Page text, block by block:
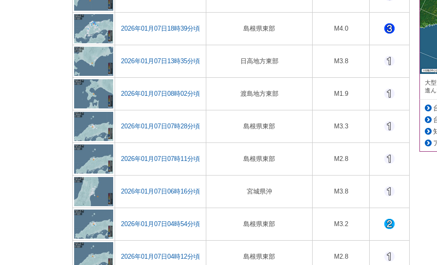
2026年01月07日18時39分頃 島根県東部 M4.0
2026年01月07日13時35分頃 日高地方東部 M3.8
2026年01月07日08時02分頃 渡島地方東部 M1.9
2026年01月07日07時28分頃 島根県東部 M3.3
2026年01月07日07時11分頃 島根県東部 M2.8
2026年01月07日06時16分頃 宮城県沖 M3.8
2026年01月07日04時54分頃 島根県東部 M3.2
2026年01月07日04時12分頃 島根県東部 M2.8
大
進